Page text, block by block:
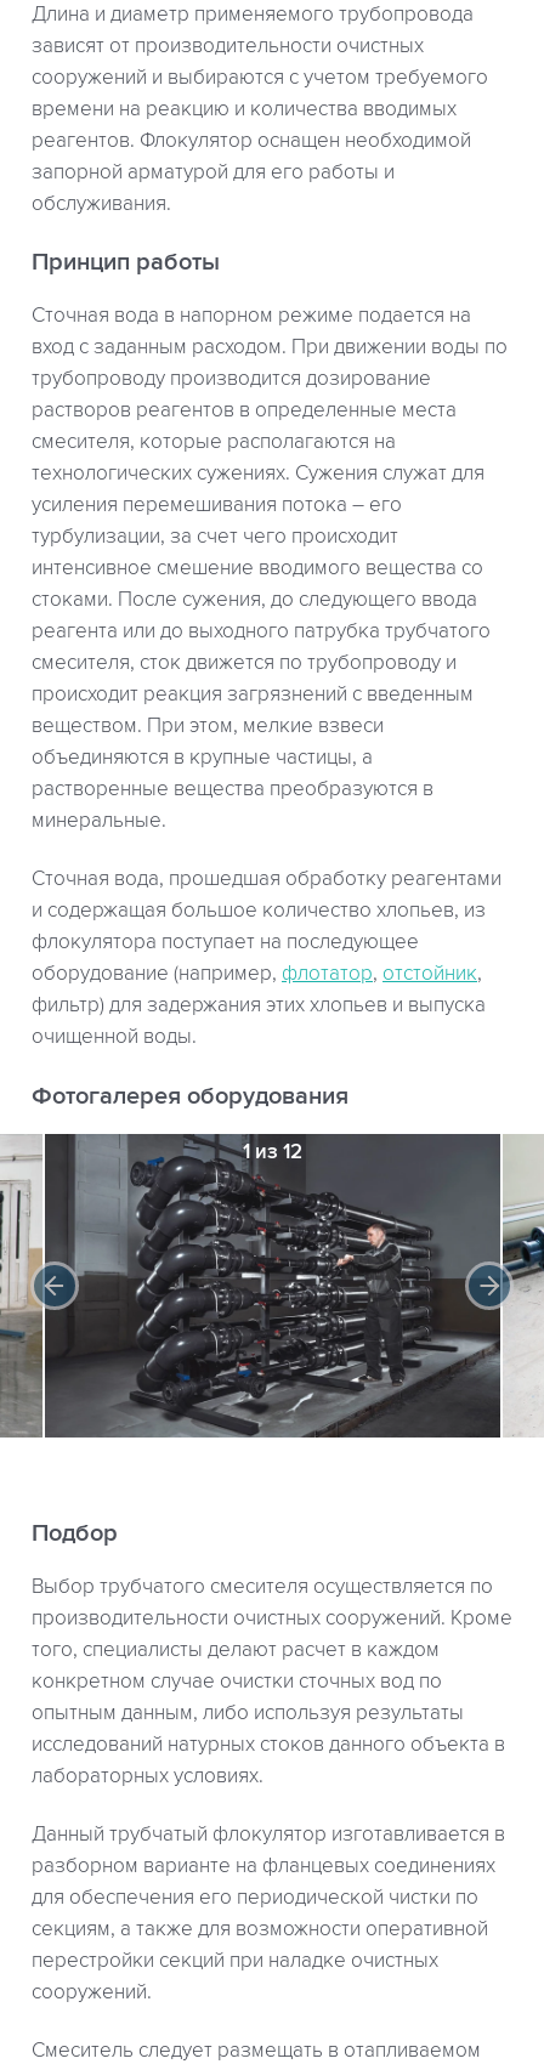
Длина и диаметр применяемого трубопровода
зависят от производительности очистных
сооружений и выбираются с учетом требуемого
времени на реакцию и количества вводимых
реагентов. Флокулятор оснащен необходимой
запорной арматурой для его работы и
обслуживания.
Принцип работы
Сточная вода в напорном режиме подается на
вход с заданным расходом. При движении воды по
трубопроводу производится дозирование
растворов реагентов в определенные места
смесителя, которые располагаются на
технологических сужениях. Сужения служат для
усиления перемешивания потока – его
турбулизации, за счет чего происходит
интенсивное смешение вводимого вещества со
стоками. После сужения, до следующего ввода
реагента или до выходного патрубка трубчатого
смесителя, сток движется по трубопроводу и
происходит реакция загрязнений с введенным
веществом. При этом, мелкие взвеси
объединяются в крупные частицы, а
растворенные вещества преобразуются в
минеральные.
Сточная вода, прошедшая обработку реагентами
и содержащая большое количество хлопьев, из
флокулятора поступает на последующее
оборудование (например, флотатор, отстойник,
фильтр) для задержания этих хлопьев и выпуска
очищенной воды.
Фотогалерея оборудования
1 из 12
Подбор
Выбор трубчатого смесителя осуществляется по
производительности очистных сооружений. Кроме
того, специалисты делают расчет в каждом
конкретном случае очистки сточных вод по
опытным данным, либо используя результаты
исследований натурных стоков данного объекта в
лабораторных условиях.
Данный трубчатый флокулятор изготавливается в
разборном варианте на фланцевых соединениях
для обеспечения его периодической чистки по
секциям, а также для возможности оперативной
перестройки секций при наладке очистных
сооружений.
Смеситель следует размещать в отапливаемом